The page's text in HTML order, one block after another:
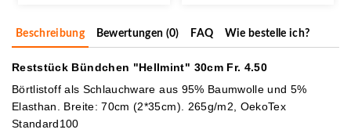
Beschreibung Bewertungen (0) FAQ Wie bestelle ich?
Reststück Bündchen "Hellmint" 30cm Fr. 4.50
Börtlistoff als Schlauchware aus 95% Baumwolle und 5%
Elasthan. Breite: 70cm (2*35cm). 265g/m2, OekoTex
Standard100